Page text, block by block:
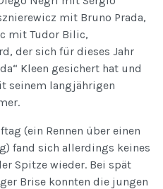
mit Bruno Prada,
mit Tudor Bilic,
der sich für dieses Jahr
Kleen gesichert hat und
seinem langjährigen
(ein Rennen über einen
fand sich allerdings keines
Spitze wieder. Bei spät
Brise konnten die jungen